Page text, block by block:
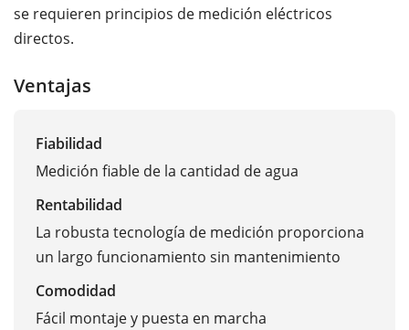
se requieren principios de medición eléctricos
directos.
Ventajas
Fiabilidad
Medición fiable de la cantidad de agua
Rentabilidad
La robusta tecnología de medición proporciona
un largo funcionamiento sin mantenimiento
Comodidad
Fácil montaje y puesta en marcha